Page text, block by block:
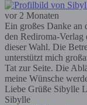
vor 2 Monaten
Ein großes Danke
den Rediroma-
dieser Wahl. Die
unterstützt mich
Tat zur Seite. Die
meine Wünsche
Liebe Grüße Sibylle
Sibylle